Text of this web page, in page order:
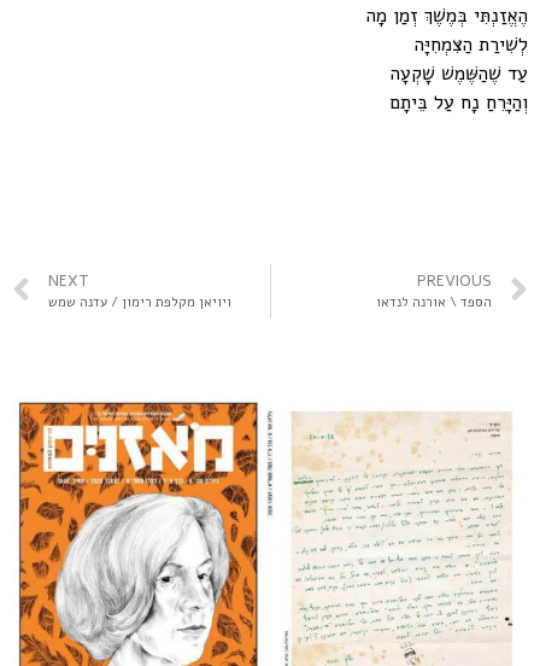
הֶאֱזַנְתִּי בְּמֶשֶׁךְ זְמַן מָה
לְשִׁירַת הַצִּמְחִיָּה
עַד שֶׁהַשֶּׁמֶשׁ שָׁקְעָה
וְהַיָּרֵחַ נָח עַל בֵּיתָם
PREVIOUS
הספד \ אורנה לנדאו
NEXT
ויויאן מקלפת רימון / עדנה שמש